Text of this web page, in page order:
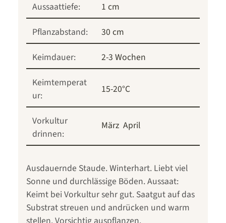
Aussaattiefe:
1 cm
Pflanzabstand:
30 cm
Keimdauer:
2-3 Wochen
Keimtemperat
ur:
15-20°C
Vorkultur
drinnen:
März April
Ausdauernde Staude. Winterhart. Liebt viel
Sonne und durchlässige Böden. Aussaat:
Keimt bei Vorkultur sehr gut. Saatgut auf das
Substrat streuen und andrücken und warm